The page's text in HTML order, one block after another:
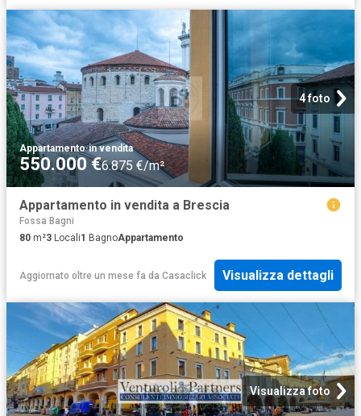
4 foto
Appartamento·in vendita
550.000 €6.875 €/m²
Appartamento in vendita a Brescia
Fossa Bagni
80 m²3 Locali1 BagnoAppartamento
Aggiornato oltre un mese fa da Casaclick Visualizza dettagli
Visualizza foto